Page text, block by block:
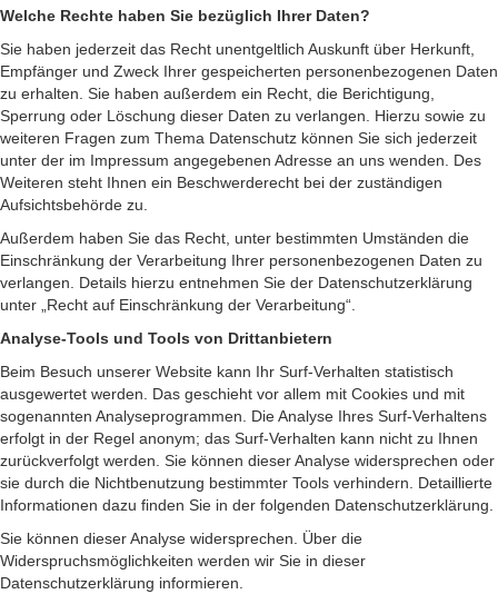
Welche Rechte haben Sie bezüglich Ihrer Daten?
Sie haben jederzeit das Recht unentgeltlich Auskunft über Herkunft,
Empfänger und Zweck Ihrer gespeicherten personenbezogenen Daten
zu erhalten. Sie haben außerdem ein Recht, die Berichtigung,
Sperrung oder Löschung dieser Daten zu verlangen. Hierzu sowie zu
weiteren Fragen zum Thema Datenschutz können Sie sich jederzeit
unter der im Impressum angegebenen Adresse an uns wenden. Des
Weiteren steht Ihnen ein Beschwerderecht bei der zuständigen
Aufsichtsbehörde zu.
Außerdem haben Sie das Recht, unter bestimmten Umständen die
Einschränkung der Verarbeitung Ihrer personenbezogenen Daten zu
verlangen. Details hierzu entnehmen Sie der Datenschutzerklärung
unter „Recht auf Einschränkung der Verarbeitung“.
Analyse-Tools und Tools von Drittanbietern
Beim Besuch unserer Website kann Ihr Surf-Verhalten statistisch
ausgewertet werden. Das geschieht vor allem mit Cookies und mit
sogenannten Analyseprogrammen. Die Analyse Ihres Surf-Verhaltens
erfolgt in der Regel anonym; das Surf-Verhalten kann nicht zu Ihnen
zurückverfolgt werden. Sie können dieser Analyse widersprechen oder
sie durch die Nichtbenutzung bestimmter Tools verhindern. Detaillierte
Informationen dazu finden Sie in der folgenden Datenschutzerklärung.
Sie können dieser Analyse widersprechen. Über die
Widerspruchsmöglichkeiten werden wir Sie in dieser
Datenschutzerklärung informieren.